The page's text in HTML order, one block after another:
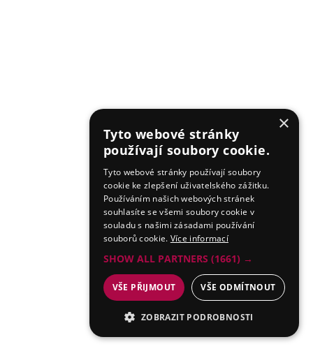
×
Tyto webové stránky
používají soubory cookie.
Tyto webové stránky používají soubory
cookie ke zlepšení uživatelského zážitku.
Používáním našich webových stránek
souhlasíte se všemi soubory cookie v
souladu s našimi zásadami používání
souborů cookie. Více informací
SHOW ALL PARTNERS (1661) →
VŠE PŘIJMOUT VŠE ODMÍTNOUT
ZOBRAZIT PODROBNOSTI
NEZBYTNÉ